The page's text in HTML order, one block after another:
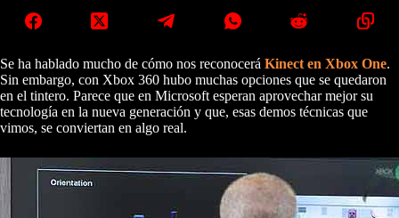
Se ha hablado mucho de cómo nos reconocerá Kinect en Xbox One.
Sin embargo, con Xbox 360 hubo muchas opciones que se quedaron
en el tintero. Parece que en Microsoft esperan aprovechar mejor su
tecnología en la nueva generación y que, esas demos técnicas que
vimos, se conviertan en algo real.